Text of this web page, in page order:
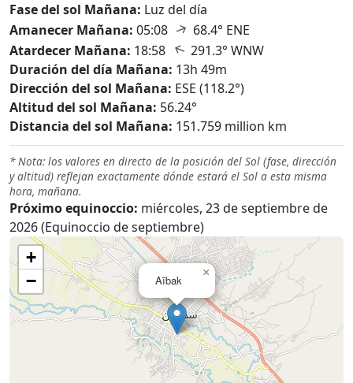
Fase del sol Mañana: Luz del día
Amanecer Mañana: 05:08 ↑ 68.4° ENE
Atardecer Mañana: 18:58 ↑ 291.3° WNW
Duración del día Mañana: 13h 49m
Dirección del sol Mañana: ESE (118.2°)
Altitud del sol Mañana: 56.24°
Distancia del sol Mañana: 151.759 million km
* Nota: los valores en directo de la posición del Sol (fase, dirección
y altitud) reflejan exactamente dónde estará el Sol a esta misma
hora, mañana.
Próximo equinoccio: miércoles, 23 de septiembre de
2026 (Equinoccio de septiembre)
Aībak
×
+
−